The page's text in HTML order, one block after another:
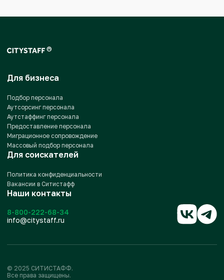
Наши контакты
8-800-222-68-34
info@citystaff.ru
Для бизнеса
Подбор персонала
Аутсорсинг персонала
Аутстаффинг персонала
Предоставление персонала
Миграционное сопровождение
Массовый подбор персонала
Для соискателей
Политика конфиденциальности
Вакансии в Ситистафф
© 2025 СИТИСТАФФ.
Все права защищены.